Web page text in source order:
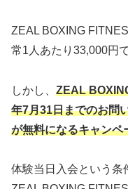
ZEAL BOXING
常1人あたり33,000円で
しかし、 ZEAL
年7月31日までのお問
が無料になるキャンペ
体験当日入会という条